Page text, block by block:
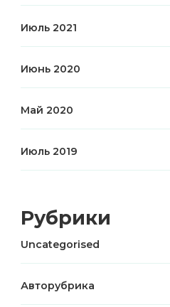
Июль 2021
Июнь 2020
Май 2020
Июль 2019
Рубрики
Uncategorised
Авторубрика